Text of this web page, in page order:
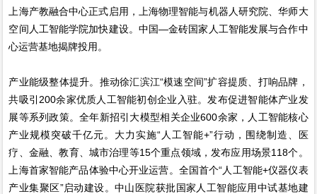
上海产教融合中心正式启用，上海物理智能与机器人研究院、华师大
空间人工智能学院加快建设。中国—金砖国家人工智能发展与合作中
心运营基地揭牌投用。
产业能级整体提升。推动徐汇滨江“模速空间”扩容提质、打响品牌，
共吸引200余家优质人工智能初创企业入驻。发布促进智能体产业发
展等系列政策。全年新招引大模型相关企业600余家，人工智能核心
产业规模突破千亿元。大力实施“人工智能+”行动，围绕制造、医
疗、金融、教育、城市治理等15个重点领域，发布应用场景118个。
上海首家智能产品体验中心开业运营。全国首个“人工智能+仪器仪表
产业集聚区”启动建设。中山医院获批国家人工智能应用中试基地建